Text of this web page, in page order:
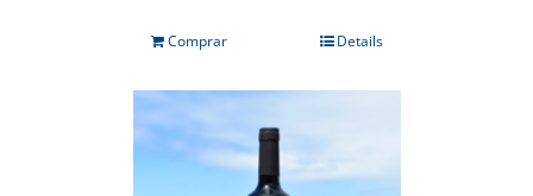
Comprar Details